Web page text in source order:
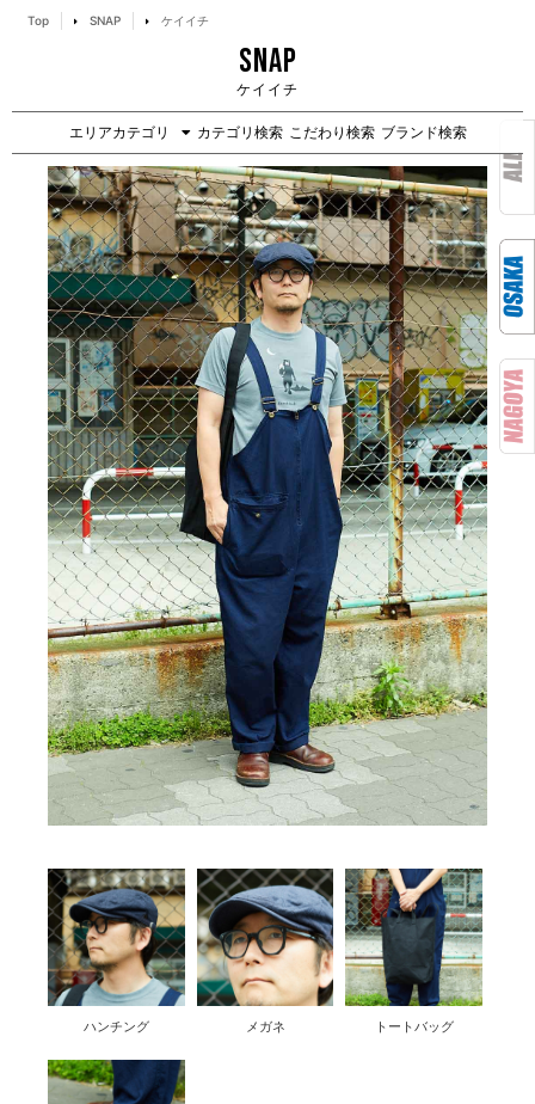
Top SNAP ケイイチ
SNAP
ケイイチ
エリアカテゴリ カテゴリ検索 こだわり検索 ブランド検索
ハンチング メガネ トートバッグ